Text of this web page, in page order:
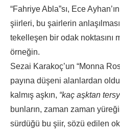
“Fahriye Abla”sı, Ece
şiirleri, bu şairlerin
tekelleşen bir odak noktasını
örneğin.
Sezai Karakoç’un “Monna
payına düşeni alanlardan
kalmış aşkın, “kaç aşktan
bunların, zaman zaman
sürdüğü bu şiir, sözü edilen